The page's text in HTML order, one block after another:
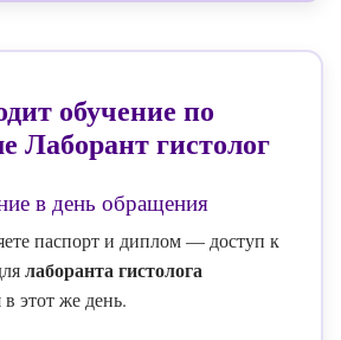
обучение по
Лаборант гистолог
в день обращения
паспорт и диплом — доступ к
лаборанта гистолога
этот же день.